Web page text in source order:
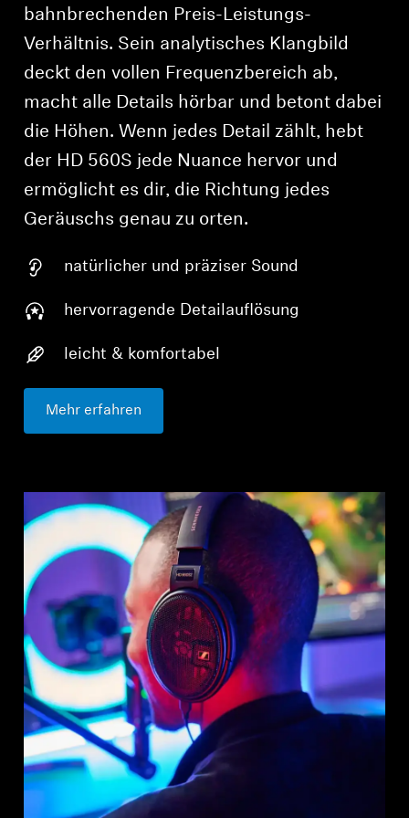
bahnbrechenden Preis-Leistungs-
Verhältnis. Sein analytisches Klangbild
deckt den vollen Frequenzbereich ab,
macht alle Details hörbar und betont dabei
die Höhen. Wenn jedes Detail zählt, hebt
der HD 560S jede Nuance hervor und
ermöglicht es dir, die Richtung jedes
Geräuschs genau zu orten.
natürlicher und präziser Sound
hervorragende Detailauflösung
leicht & komfortabel
Mehr erfahren